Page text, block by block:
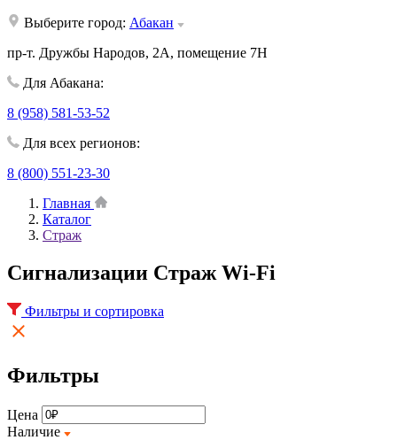
Выберите город: Абакан
пр-т. Дружбы Народов, 2А, помещение 7Н
Для Абакана:
8 (958) 581-53-52
Для всех регионов:
8 (800) 551-23-30
Главная
Каталог
Страж
Cигнализации Страж Wi-Fi
Фильтры и сортировка
Фильтры
Цена
Наличие